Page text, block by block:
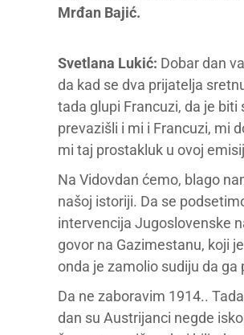
Mrđan Bajić.
Svetlana Lukić: Dobar dan
da kad se dva prijatelja
tada glupi Francuzi, da je
prevazišli i mi i Francuzi, mi
mi taj prostakluk u ovoj
Na Vidovdan ćemo, blago
našoj istoriji. Da se
intervencija Jugoslovenske
govor na Gazimestanu, koji
onda je zamolio sudiju da ga
Da ne zaboravim 1914..
dan su Austrijanci negde